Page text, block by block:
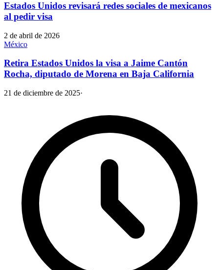
Estados Unidos revisará redes sociales de mexicanos
al pedir visa
2 de abril de 2026
México
Retira Estados Unidos la visa a Jaime Cantón
Rocha, diputado de Morena en Baja California
21 de diciembre de 2025·